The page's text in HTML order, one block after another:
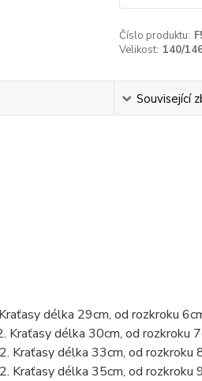
Číslo produktu:
Velikost: 140/
Související
délka 29cm, od rozkroku
délka 30cm, od rozkroku
délka 33cm, od rozkroku
délka 35cm, od rozkroku